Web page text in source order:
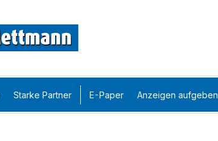
Starke Partner E-Paper Anzeigen aufgeben